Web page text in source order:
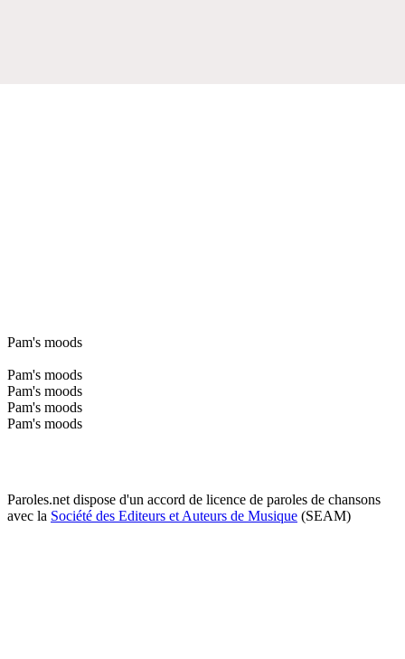
Pam's moods
Pam's moods
Pam's moods
Pam's moods
Pam's moods
Paroles.net dispose d'un accord de licence de paroles de chansons
avec la Société des Editeurs et Auteurs de Musique (SEAM)